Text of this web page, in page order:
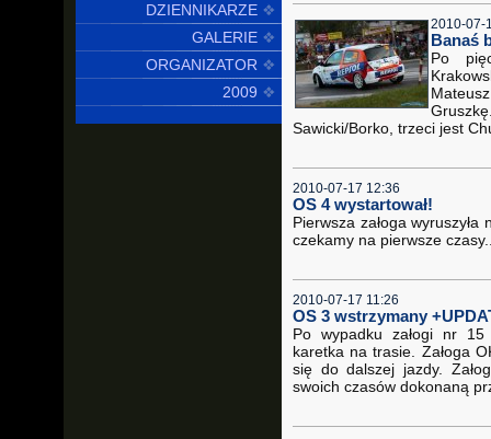
DZIENNIKARZE
GALERIE
ORGANIZATOR
2009
2010-07-
Banaś
Po
Sawicki/Borko, trzeci jest
2010-07-17 12:36
OS 4 wystartował!
Pierwsza załoga
czekamy na pierwsze
2010-07-17 11:26
OS 3 wstrzymany
Po wypadku załogi nr 15
karetka na trasie. Załoga
się do dalszej jazdy.
swoich czasów dokonaną